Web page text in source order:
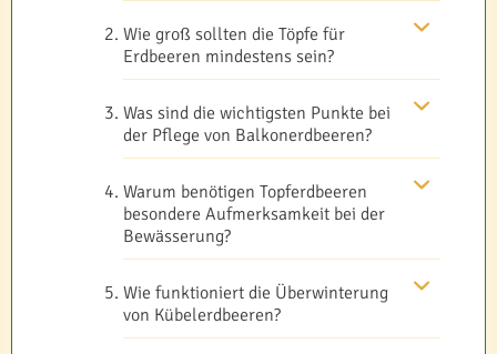
Wie groß sollten die Töpfe für
Erdbeeren mindestens sein?
Was sind die wichtigsten Punkte bei
der Pflege von Balkonerdbeeren?
Warum benötigen Topferdbeeren
besondere Aufmerksamkeit bei der
Bewässerung?
Wie funktioniert die Überwinterung
von Kübelerdbeeren?